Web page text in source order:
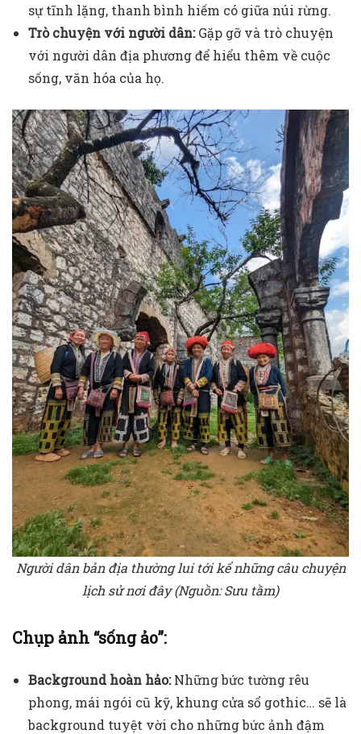
sự tĩnh lặng, thanh bình hiếm có giữa núi rừng.
Trò chuyện với người dân:Gặp gỡ và trò chuyện
với người dân địa phương để hiểu thêm về cuộc
sống, văn hóa của họ.
Người dân bản địa thường lui tới kể những câu chuyện
lịch sử nơi đây (Nguồn: Sưu tầm)
Chụp ảnh “sống ảo”:
Background hoàn hảo:Những bức tường rêu
phong, mái ngói cũ kỹ, khung cửa sổ gothic… sẽ là
background tuyệt vời cho những bức ảnh đậm